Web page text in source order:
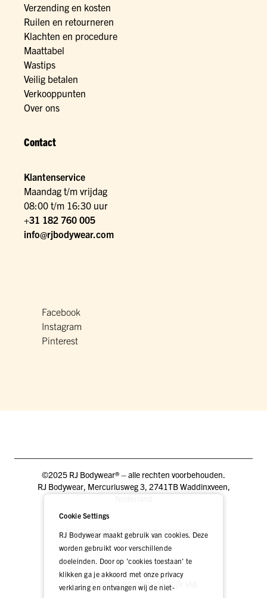
Verzending en kosten
Ruilen en retourneren
Klachten en procedure
Maattabel
Wastips
Veilig betalen
Verkooppunten
Over ons
Contact
Klantenservice
Maandag t/m vrijdag
08:00 t/m 16:30 uur
+31 182 760 005
info@rjbodywear.com
Facebook
Instagram
Pinterest
©2025 RJ Bodywear® – alle rechten voorbehouden.
RJ Bodywear, Mercuriusweg 3, 2741TB Waddinxveen,
BlogZakelijkPers VacaturesDEALER LOGIN
Betaal veilig én gemakkelijk via
Cookie Settings
RJ Bodywear maakt gebruik van cookies. Deze
worden gebruikt voor verschillende
doeleinden. Door op 'cookies toestaan' te
klikken ga je akkoord met onze privacy
verklaring en ontvangen wij de niet-